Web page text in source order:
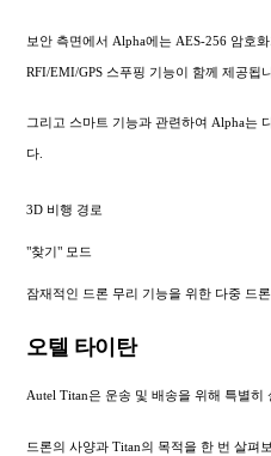
보안 측면에서 Alpha에는 AES-256 암호
RFI/EMI/GPS 스푸핑 기능이 함께 제공됩
그리고 스마트 기능과 관련하여 Alpha는
다.
3D 비행 경로
"찾기" 모드
잠재적인 드론 무리 기능을 위한 다중 드
오텔 타이탄
Autel Titan은 운송 및 배송을 위해 특별히
드론의 사양과 Titan의 목적을 한 번 살펴